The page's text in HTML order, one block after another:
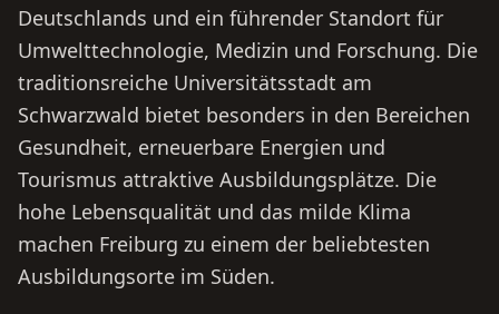
Deutschlands und ein führender Standort für
Umwelttechnologie, Medizin und Forschung. Die
traditionsreiche Universitätsstadt am
Schwarzwald bietet besonders in den Bereichen
Gesundheit, erneuerbare Energien und
Tourismus attraktive Ausbildungsplätze. Die
hohe Lebensqualität und das milde Klima
machen Freiburg zu einem der beliebtesten
Ausbildungsorte im Süden.